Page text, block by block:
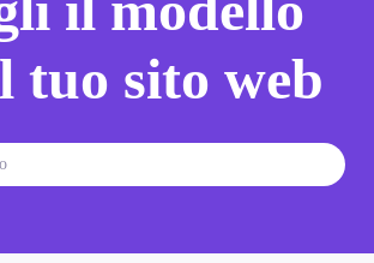
tuo sito web